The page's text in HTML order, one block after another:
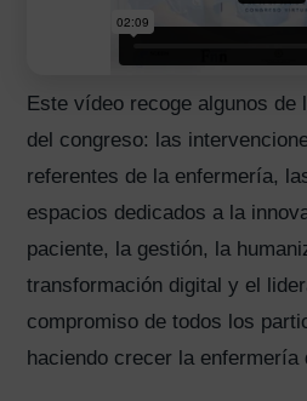
Este vídeo recoge algunos de
del congreso: las
referentes de la enfermería,
espacios dedicados a la
paciente, la gestión, la
transformación digital y el
compromiso de todos los
haciendo crecer la enfermería